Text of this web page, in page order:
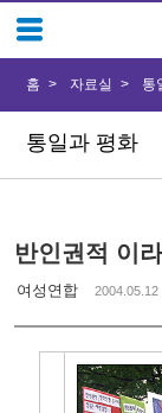
통일과 평화
홈 자료실 통
반인권적 이
여성연합 2004.05.12